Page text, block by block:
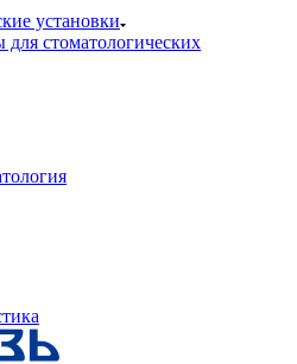
установки
для стоматологических